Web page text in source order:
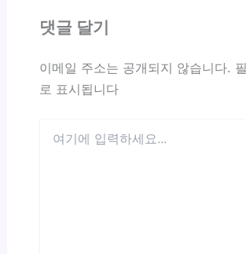
댓글 달기
이메일 주소는 공개되지 않습니다.
로 표시됩니다